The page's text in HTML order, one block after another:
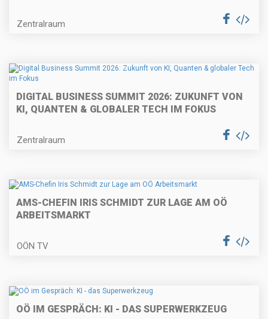
Zentralraum
DIGITAL BUSINESS SUMMIT 2026: ZUKUNFT VON
KI, QUANTEN & GLOBALER TECH IM FOKUS
Zentralraum
AMS-CHEFIN IRIS SCHMIDT ZUR LAGE AM OÖ
ARBEITSMARKT
OÖN TV
OÖ IM GESPRÄCH: KI - DAS SUPERWERKZEUG